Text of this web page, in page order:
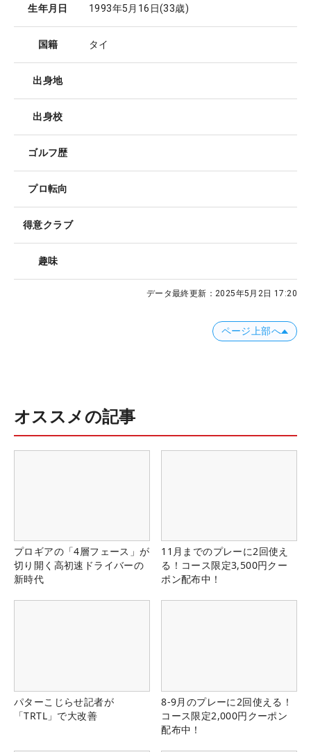
生年月日 1993年5月16日(33歳)
国籍 タイ
出身地
出身校
ゴルフ歴
プロ転向
得意クラブ
趣味
データ最終更新： 2025年5月2日 17:20
ページ上部へ
オススメの記事
プロギアの「4層フェース」が
切り開く高初速ドライバーの
新時代
11月までのプレーに2回使え
る！コース限定3,500円クー
ポン配布中！
パターこじらせ記者が
「TRTL」で大改善
8-9月のプレーに2回使える！
コース限定2,000円クーポン
配布中！